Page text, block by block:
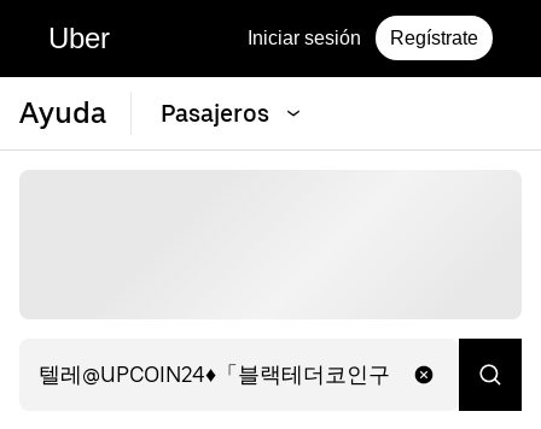
Uber Iniciar sesión Regístrate
Ayuda Pasajeros